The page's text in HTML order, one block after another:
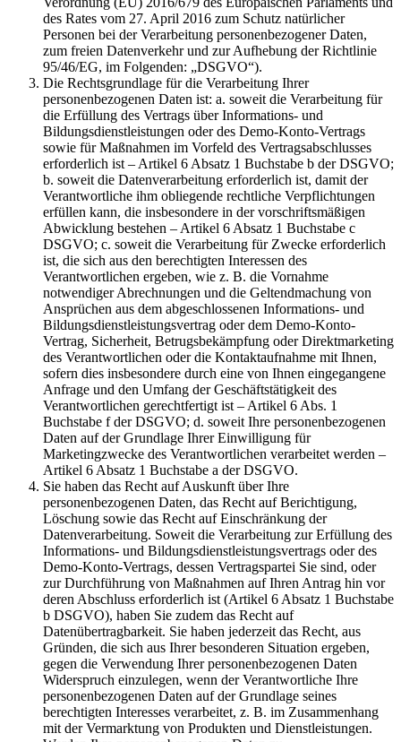
des Rates vom 27. April 2016 zum Schutz natürlicher
Personen bei der Verarbeitung personenbezogener Daten,
zum freien Datenverkehr und zur Aufhebung der Richtlinie
95/46/EG, im Folgenden: „DSGVO“).
Die Rechtsgrundlage für die Verarbeitung Ihrer
personenbezogenen Daten ist: a. soweit die Verarbeitung für
die Erfüllung des Vertrags über Informations- und
Bildungsdienstleistungen oder des Demo-Konto-Vertrags
sowie für Maßnahmen im Vorfeld des Vertragsabschlusses
erforderlich ist – Artikel 6 Absatz 1 Buchstabe b der DSGVO;
b. soweit die Datenverarbeitung erforderlich ist, damit der
Verantwortliche ihm obliegende rechtliche Verpflichtungen
erfüllen kann, die insbesondere in der vorschriftsmäßigen
Abwicklung bestehen – Artikel 6 Absatz 1 Buchstabe c
DSGVO; c. soweit die Verarbeitung für Zwecke erforderlich
ist, die sich aus den berechtigten Interessen des
Verantwortlichen ergeben, wie z. B. die Vornahme
notwendiger Abrechnungen und die Geltendmachung von
Ansprüchen aus dem abgeschlossenen Informations- und
Bildungsdienstleistungsvertrag oder dem Demo-Konto-
Vertrag, Sicherheit, Betrugsbekämpfung oder Direktmarketing
des Verantwortlichen oder die Kontaktaufnahme mit Ihnen,
sofern dies insbesondere durch eine von Ihnen eingegangene
Anfrage und den Umfang der Geschäftstätigkeit des
Verantwortlichen gerechtfertigt ist – Artikel 6 Abs. 1
Buchstabe f der DSGVO; d. soweit Ihre personenbezogenen
Daten auf der Grundlage Ihrer Einwilligung für
Marketingzwecke des Verantwortlichen verarbeitet werden –
Artikel 6 Absatz 1 Buchstabe a der DSGVO.
Sie haben das Recht auf Auskunft über Ihre
personenbezogenen Daten, das Recht auf Berichtigung,
Löschung sowie das Recht auf Einschränkung der
Datenverarbeitung. Soweit die Verarbeitung zur Erfüllung des
Informations- und Bildungsdienstleistungsvertrags oder des
Demo-Konto-Vertrags, dessen Vertragspartei Sie sind, oder
zur Durchführung von Maßnahmen auf Ihren Antrag hin vor
deren Abschluss erforderlich ist (Artikel 6 Absatz 1 Buchstabe
b DSGVO), haben Sie zudem das Recht auf
Datenübertragbarkeit. Sie haben jederzeit das Recht, aus
Gründen, die sich aus Ihrer besonderen Situation ergeben,
gegen die Verwendung Ihrer personenbezogenen Daten
Widerspruch einzulegen, wenn der Verantwortliche Ihre
personenbezogenen Daten auf der Grundlage seines
berechtigten Interesses verarbeitet, z. B. im Zusammenhang
mit der Vermarktung von Produkten und Dienstleistungen.